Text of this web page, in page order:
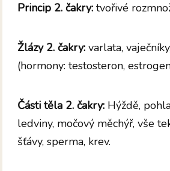
Princip 2. čakry: tvořivé
Žlázy 2. čakry: varlata,
(hormony: testosteron,
Části těla 2. čakry: Hýždě,
ledviny, močový měchýř, vše
šťávy, sperma, krev.